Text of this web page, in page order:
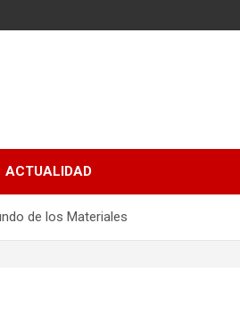
ACTUALIDAD
de los Materiales